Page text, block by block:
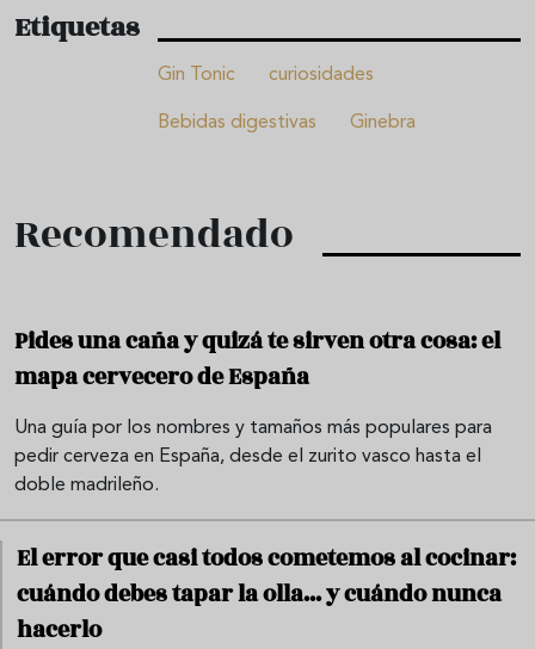
Etiquetas
Gin Tonic curiosidades
Bebidas digestivas Ginebra
Recomendado
Pides una caña y quizá te sirven otra cosa: el
mapa cervecero de España
Una guía por los nombres y tamaños más populares para
pedir cerveza en España, desde el zurito vasco hasta el
doble madrileño.
El error que casi todos cometemos al cocinar:
cuándo debes tapar la olla... y cuándo nunca
hacerlo